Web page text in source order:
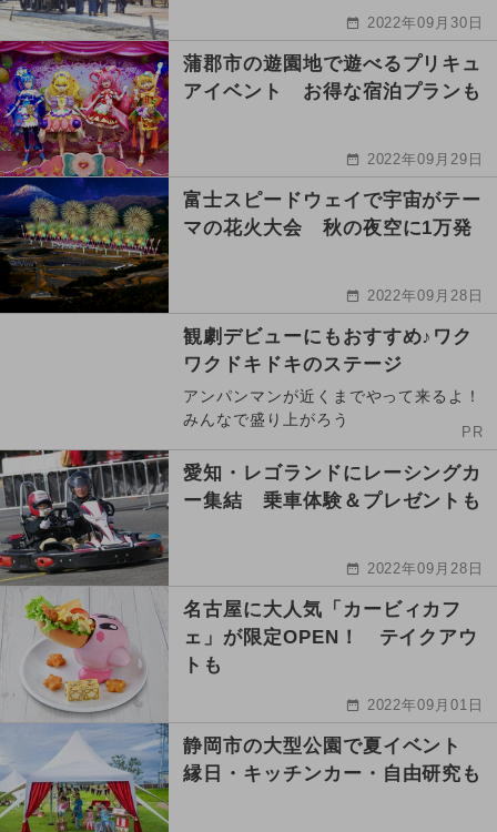
2022年09月30日
蒲郡市の遊園地で遊べるプリキュ
アイベント お得な宿泊プランも
2022年09月29日
富士スピードウェイで宇宙がテー
マの花火大会 秋の夜空に1万発
2022年09月28日
観劇デビューにもおすすめ♪ワク
ワクドキドキのステージ
アンパンマンが近くまでやって来るよ！
みんなで盛り上がろう
PR
愛知・レゴランドにレーシングカ
ー集結 乗車体験＆プレゼントも
2022年09月28日
名古屋に大人気「カービィカフ
ェ」が限定OPEN！ テイクアウ
トも
2022年09月01日
静岡市の大型公園で夏イベント
縁日・キッチンカー・自由研究も